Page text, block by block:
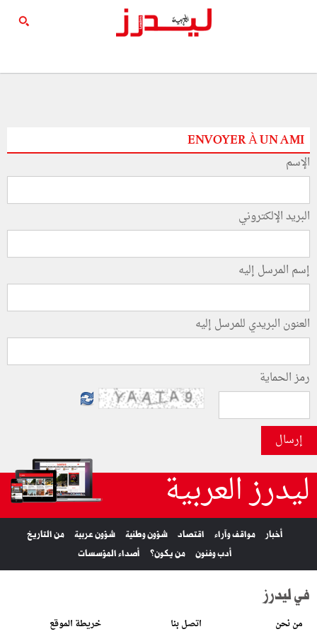
ENVOYER À UN AMI
الإسم
البريد الإلكتروني
إسم المرسل إليه
العنون البريدي للمرسل إليه
رمز الحماية
إرسال
ليدرز العربية
أخبار مواقف وآراء اقتصاد شؤون وطنية شؤون عربية
من التاريخ
أدب وفنون
من يكون؟ أصداء المؤسسات
في ليدرز
من نحن اتصل بنا خريطة الموقع